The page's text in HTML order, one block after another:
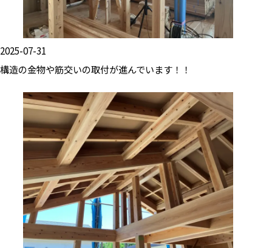
2025-07-31
構造の金物や筋交いの取付が進んでいます！！